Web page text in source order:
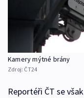
Kamery mýtné brány
Zdroj: ČT24
Reportéři ČT se